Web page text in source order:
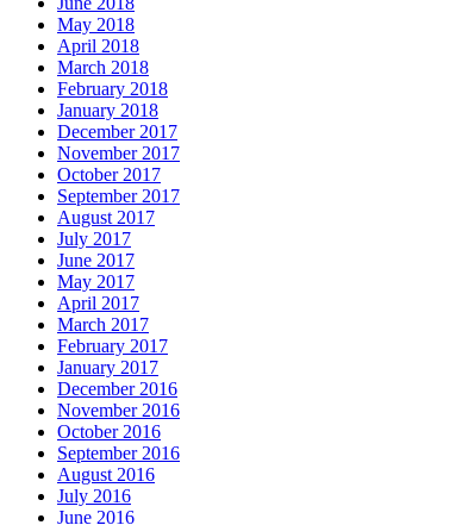
May 2018
April 2018
March 2018
February 2018
January 2018
December 2017
November 2017
October 2017
September 2017
August 2017
July 2017
June 2017
May 2017
April 2017
March 2017
February 2017
January 2017
December 2016
November 2016
October 2016
September 2016
August 2016
July 2016
June 2016